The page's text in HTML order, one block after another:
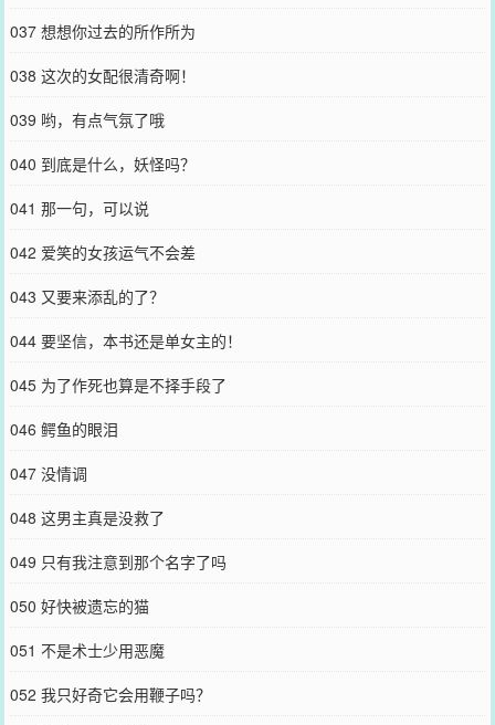
037 想想你过去的所作所为
038 这次的女配很清奇啊！
039 哟，有点气氛了哦
040 到底是什么，妖怪吗？
041 那一句，可以说
042 爱笑的女孩运气不会差
043 又要来添乱的了？
044 要坚信，本书还是单女主的！
045 为了作死也算是不择手段了
046 鳄鱼的眼泪
047 没情调
048 这男主真是没救了
049 只有我注意到那个名字了吗
050 好快被遗忘的猫
051 不是术士少用恶魔
052 我只好奇它会用鞭子吗？